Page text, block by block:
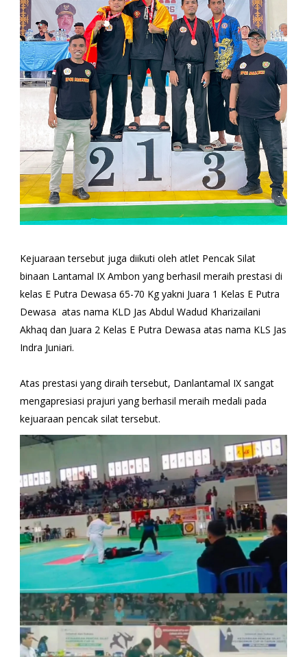
Kejuaraan tersebut juga diikuti oleh atlet Pencak Silat
binaan Lantamal IX Ambon yang berhasil meraih prestasi di
kelas E Putra Dewasa 65-70 Kg yakni Juara 1 Kelas E Putra
Dewasa atas nama KLD Jas Abdul Wadud Kharizailani
Akhaq dan Juara 2 Kelas E Putra Dewasa atas nama KLS Jas
Indra Juniari.
Atas prestasi yang diraih tersebut, Danlantamal IX sangat
mengapresiasi prajuri yang berhasil meraih medali pada
kejuaraan pencak silat tersebut.